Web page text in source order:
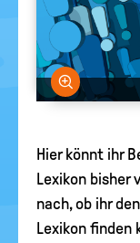
Bild
Hier könnt ihr
Lexikon
nach, ob ihr
Lexikon finden